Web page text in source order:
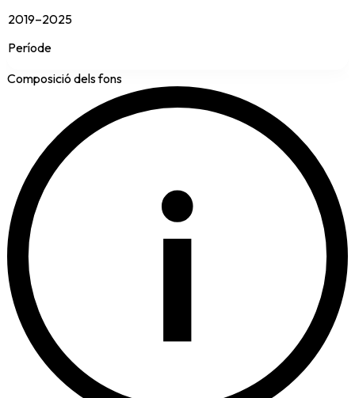
2019–2025
Període
Composició dels fons
i